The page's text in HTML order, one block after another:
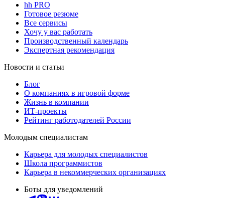
hh PRO
Готовое резюме
Все сервисы
Хочу у вас работать
Производственный календарь
Экспертная рекомендация
Новости и статьи
Блог
О компаниях в игровой форме
Жизнь в компании
ИТ-проекты
Рейтинг работодателей России
Молодым специалистам
Карьера для молодых специалистов
Школа программистов
Карьера в некоммерческих организациях
Боты для уведомлений